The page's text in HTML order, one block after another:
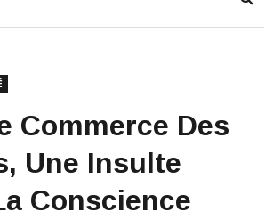
Commerce Des
Une Insulte
Conscience